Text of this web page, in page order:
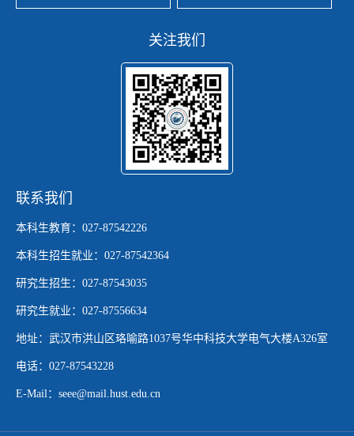
关注我们
联系我们
本科生教育：027-87542226
本科生招生就业：027-87542364
研究生招生：027-87543035
研究生就业：027-87556634
地址：武汉市洪山区珞喻路1037号华中科技大学电气大楼A326室
电话：027-87543228
E-Mail：seee@mail.hust.edu.cn